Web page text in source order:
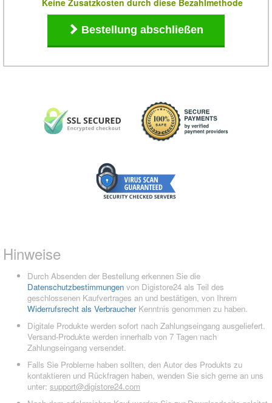
Keine Zusatzkosten durch diese Bezahlmethode
Bestellung abschließen
Hinweise
Durch Absenden der Bestellung erkennen Sie die
Datenschutzbestimmungen von Digistore24 als Teil des
geschlossenen Kaufvertrages an und bestätigen, von Ihrem
Widerrufsrecht als VerbraucherKenntnis genommen zu haben.
Digitale Produkte werden sofort nach Zahlungseingang ausgeliefert.
Versand-Produkte werden innerhalb von 7 Tagen nach
Zahlungseingang versendet.
Falls Sie Probleme haben sollten, den Autor des Produkts zu
kontaktieren und Rückfragen haben, wenden Sie sich gerne an uns
unter: support@digistore24.com